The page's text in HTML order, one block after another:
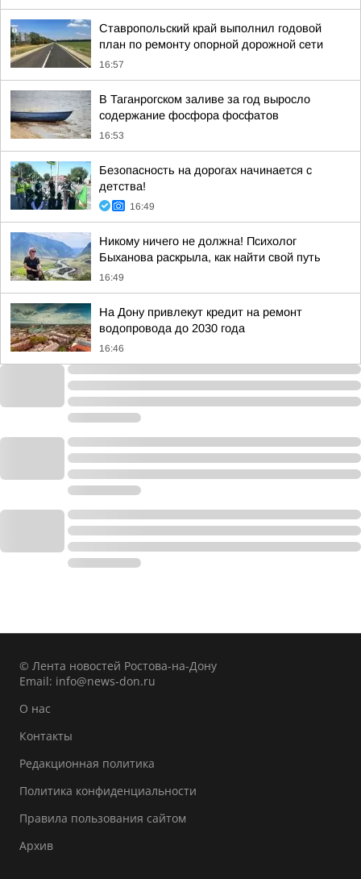
Ставропольский край выполнил годовой
план по ремонту опорной дорожной сети
16:57
В Таганрогском заливе за год выросло
содержание фосфора фосфатов
16:53
Безопасность на дорогах начинается с
детства!
16:49
Никому ничего не должна! Психолог
Быханова раскрыла, как найти свой путь
16:49
На Дону привлекут кредит на ремонт
водопровода до 2030 года
16:46
© Лента новостей Ростова-на-Дону
Email: info@news-don.ru
О нас
Контакты
Редакционная политика
Политика конфиденциальности
Правила пользования сайтом
Архив